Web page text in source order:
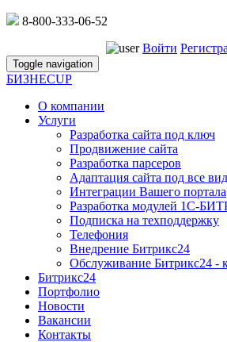
8-800-333-06-52
Войти
Toggle navigation
БИЗНЕСUP
О компании
Услуги
Разработка сайта под ключ
Продвижение сайта
Разработка парсеров
Адаптация сайта под все
Интеграции Вашего портала
Разработка модулей 1С-
Подписка на техподдержку
Телефония
Внедрение Битрикс24
Обслуживание Битрикс24 -
Битрикс24
Портфолио
Новости
Вакансии
Контакты